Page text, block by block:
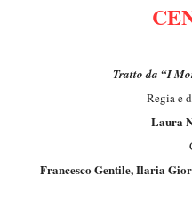
Tratto da “I
Regia e
Laura
Francesco Gentile, Ilaria